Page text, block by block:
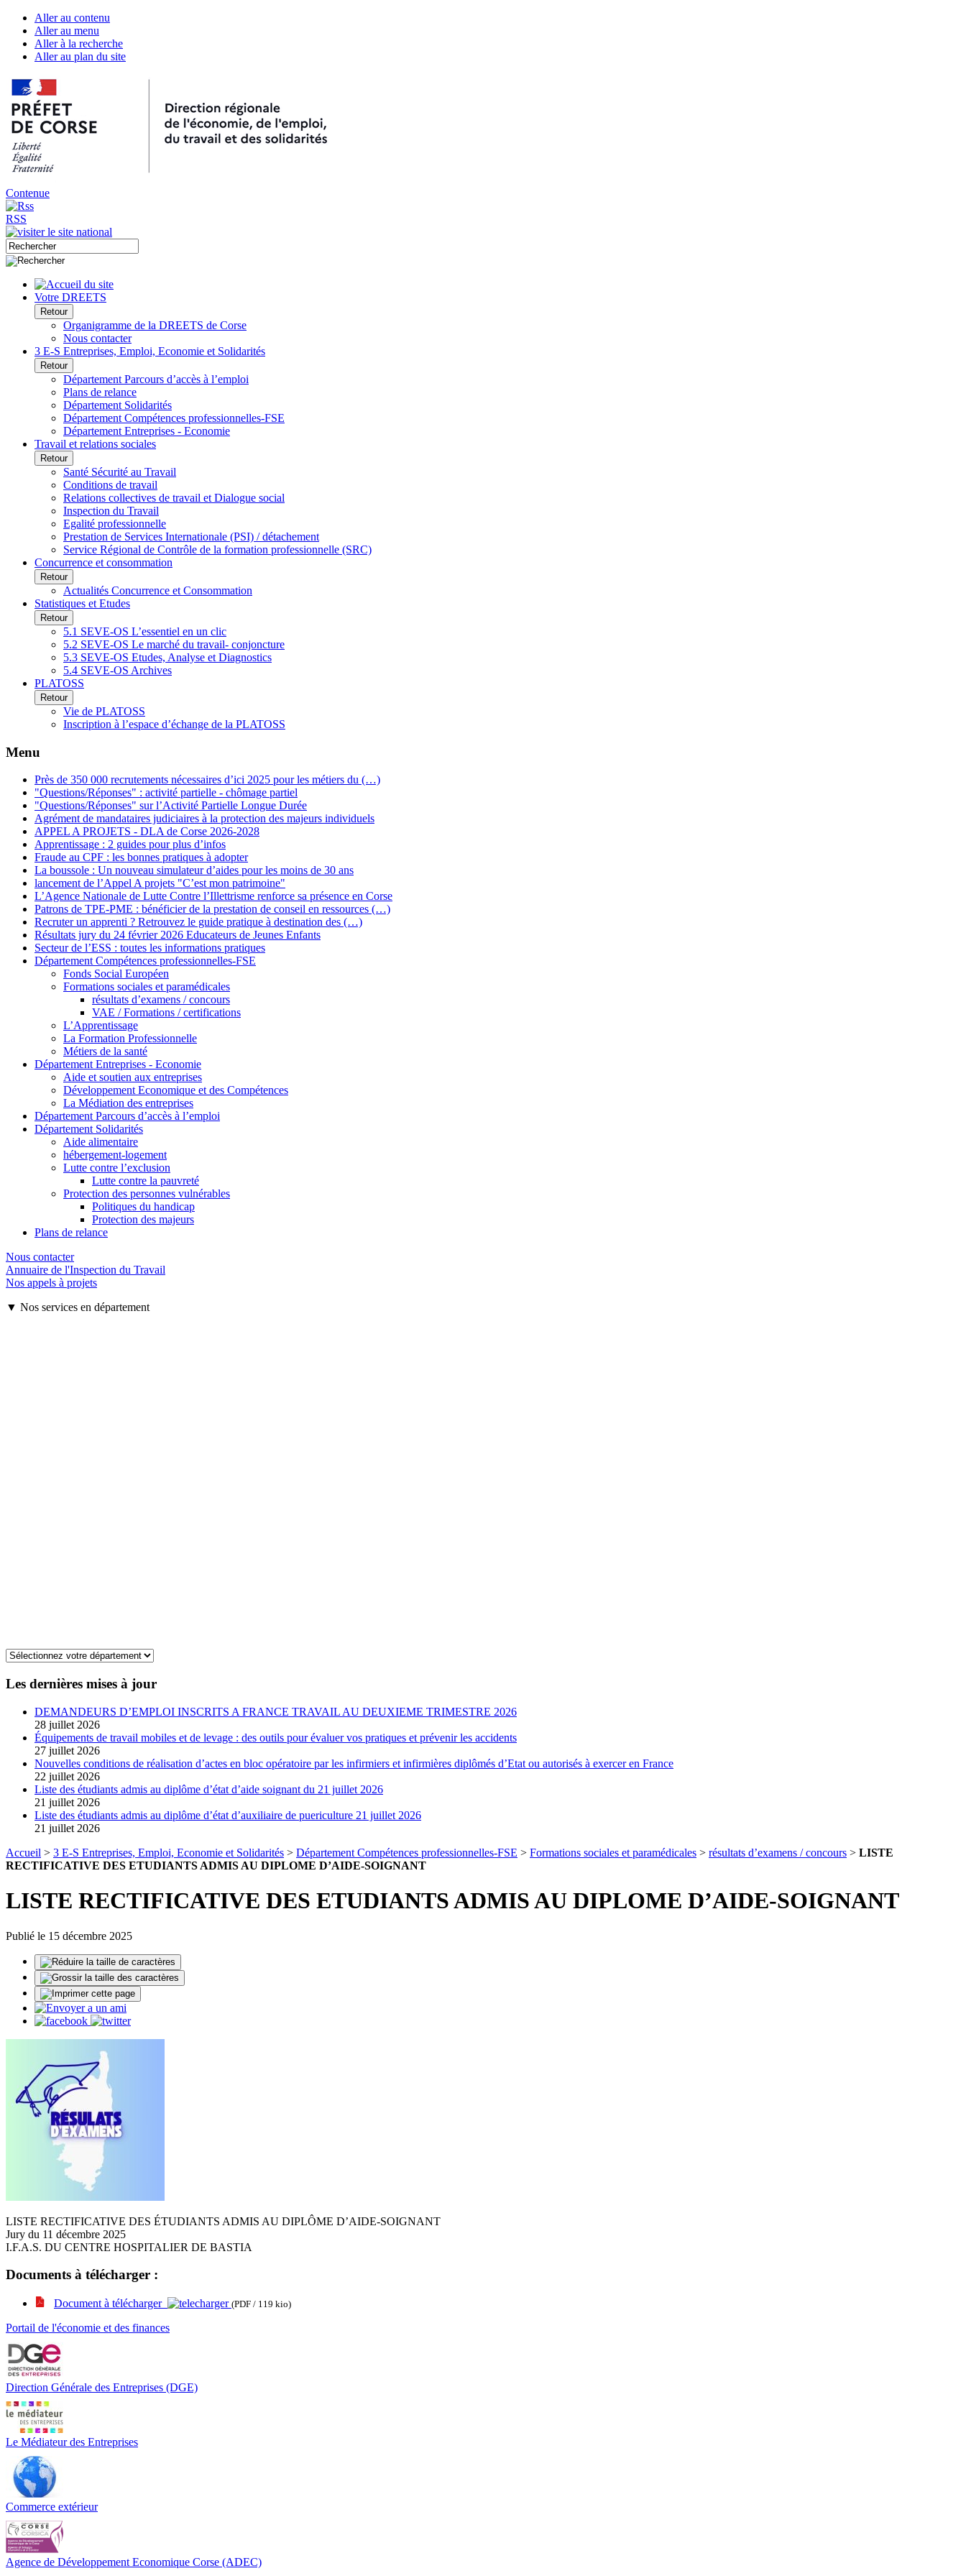
Aller au contenu
Aller au menu
Aller à la recherche
Aller au plan du site
Contenue
RSS
Votre DREETS
Retour
Organigramme de la DREETS de Corse
Nous contacter
3 E-S Entreprises, Emploi, Economie et Solidarités
Retour
Département Parcours d’accès à l’emploi
Plans de relance
Département Solidarités
Département Compétences professionnelles-FSE
Département Entreprises - Economie
Travail et relations sociales
Retour
Santé Sécurité au Travail
Conditions de travail
Relations collectives de travail et Dialogue social
Inspection du Travail
Egalité professionnelle
Prestation de Services Internationale (PSI) / détachement
Service Régional de Contrôle de la formation professionnelle (SRC)
Concurrence et consommation
Retour
Actualités Concurrence et Consommation
Statistiques et Etudes
Retour
5.1 SEVE-OS L’essentiel en un clic
5.2 SEVE-OS Le marché du travail- conjoncture
5.3 SEVE-OS Etudes, Analyse et Diagnostics
5.4 SEVE-OS Archives
PLATOSS
Retour
Vie de PLATOSS
Inscription à l’espace d’échange de la PLATOSS
Menu
Près de 350 000 recrutements nécessaires d’ici 2025 pour les métiers du (…)
"Questions/Réponses" : activité partielle - chômage partiel
"Questions/Réponses" sur l’Activité Partielle Longue Durée
Agrément de mandataires judiciaires à la protection des majeurs individuels
APPEL A PROJETS - DLA de Corse 2026-2028
Apprentissage : 2 guides pour plus d’infos
Fraude au CPF : les bonnes pratiques à adopter
La boussole : Un nouveau simulateur d’aides pour les moins de 30 ans
lancement de l’Appel A projets "C’est mon patrimoine"
L’Agence Nationale de Lutte Contre l’Illettrisme renforce sa présence en Corse
Patrons de TPE-PME : bénéficier de la prestation de conseil en ressources (…)
Recruter un apprenti ? Retrouvez le guide pratique à destination des (…)
Résultats jury du 24 février 2026 Educateurs de Jeunes Enfants
Secteur de l’ESS : toutes les informations pratiques
Département Compétences professionnelles-FSE
Fonds Social Européen
Formations sociales et paramédicales
résultats d’examens / concours
VAE / Formations / certifications
L’Apprentissage
La Formation Professionnelle
Métiers de la santé
Département Entreprises - Economie
Aide et soutien aux entreprises
Développement Economique et des Compétences
La Médiation des entreprises
Département Parcours d’accès à l’emploi
Département Solidarités
Aide alimentaire
hébergement-logement
Lutte contre l’exclusion
Lutte contre la pauvreté
Protection des personnes vulnérables
Politiques du handicap
Protection des majeurs
Plans de relance
Nous contacter
Annuaire de l'Inspection du Travail
Nos appels à projets
▼ Nos services en département
Les dernières mises à jour
DEMANDEURS D’EMPLOI INSCRITS A FRANCE TRAVAIL AU DEUXIEME TRIMESTRE 2026
28 juillet 2026
Équipements de travail mobiles et de levage : des outils pour évaluer vos pratiques et prévenir les accidents
27 juillet 2026
Nouvelles conditions de réalisation d’actes en bloc opératoire par les infirmiers et infirmières diplômés d’Etat ou autorisés à exercer en France
22 juillet 2026
Liste des étudiants admis au diplôme d’état d’aide soignant du 21 juillet 2026
21 juillet 2026
Liste des étudiants admis au diplôme d’état d’auxiliaire de puericulture 21 juillet 2026
21 juillet 2026
Accueil > 3 E-S Entreprises, Emploi, Economie et Solidarités > Département Compétences professionnelles-FSE > Formations sociales et paramédicales > résultats d’examens / concours > LISTE
RECTIFICATIVE DES ETUDIANTS ADMIS AU DIPLOME D’AIDE-SOIGNANT
LISTE RECTIFICATIVE DES ETUDIANTS ADMIS AU DIPLOME D’AIDE-SOIGNANT
Publié le 15 décembre 2025
LISTE RECTIFICATIVE DES ÉTUDIANTS ADMIS AU DIPLÔME D’AIDE-SOIGNANT
Jury du 11 décembre 2025
I.F.A.S. DU CENTRE HOSPITALIER DE BASTIA
Documents à télécharger :
Document à télécharger (PDF / 119 kio)
Portail de l'économie et des finances
Direction Générale des Entreprises (DGE)
Le Médiateur des Entreprises
Commerce extérieur
Agence de Développement Economique Corse (ADEC)